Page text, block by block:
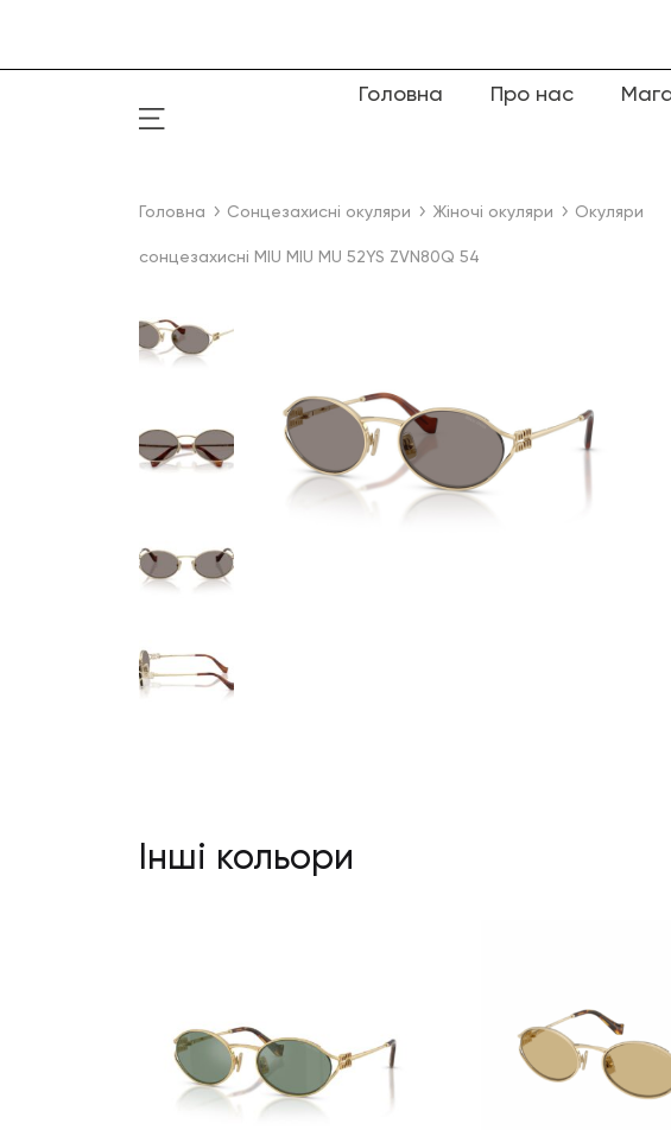
Головна Про нас
Головна Сонцезахисні окуляри Жіночі окуляри Окуляри
сонцезахисні MIU MIU MU 52YS ZVN80Q 54
Інші кольори